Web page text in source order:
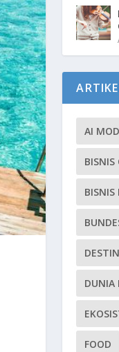
AI
BISNIS
BISNIS
DUNIA
FOOD